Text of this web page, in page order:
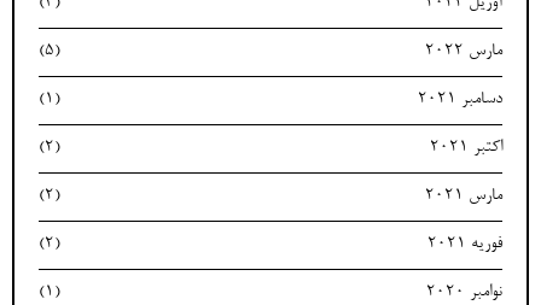
مارس 2022 (5)
دسامبر 2021 (1)
اکتبر 2021 (2)
مارس 2021 (2)
فوریه 2021 (2)
نوامبر 2020 (1)